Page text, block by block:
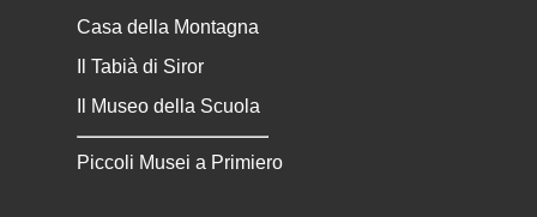
Casa della Montagna
Il Tabià di Siror
Il Museo della Scuola
Piccoli Musei a Primiero